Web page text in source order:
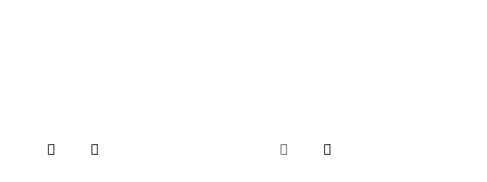
 